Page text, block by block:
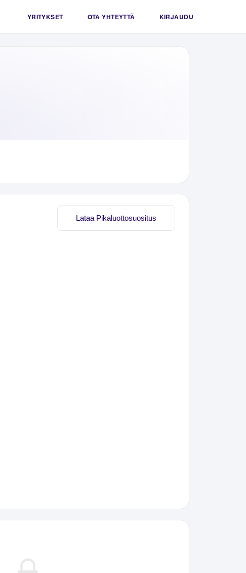
YRITYKSET OTA YHTEYTTÄ KIRJAUDU
Lataa Pikaluottosuositus